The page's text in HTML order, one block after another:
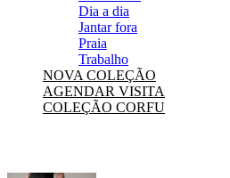
Dia a dia
Jantar fora
Praia
Trabalho
NOVA COLEÇÃO
AGENDAR VISITA
COLEÇÃO CORFU